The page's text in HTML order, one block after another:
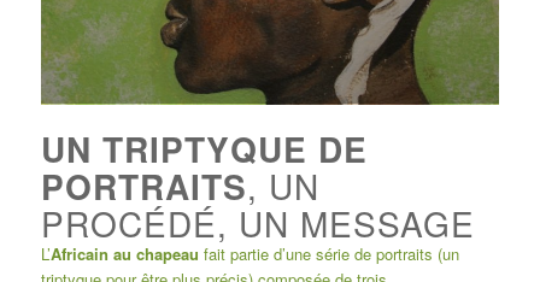
UN TRIPTYQUE DE
PORTRAITS, UN
PROCÉDÉ, UN MESSAGE
L’Africain au chapeau fait partie d’une série de portraits (un